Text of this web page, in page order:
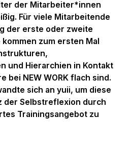
Angebote
für
Coaching
der Mitarbeiter*innen
Für viele Mitarbeitende
der erste oder zweite
zum ersten Mal
und Hierarchien in Kontakt
bei NEW WORK flach sind.
sich an yuii, um diese
der Selbstreflexion durch
Trainingsangebot zu